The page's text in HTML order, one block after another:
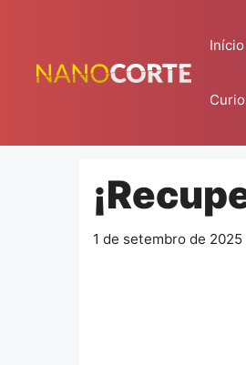
conteúdo
Início
1 de setembro de 2025